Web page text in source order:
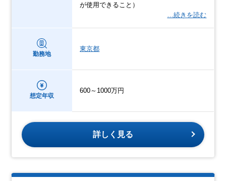
が使用できること）
…続きを読む
勤務地
東京都
想定年収
600～1000万円
詳しく見る